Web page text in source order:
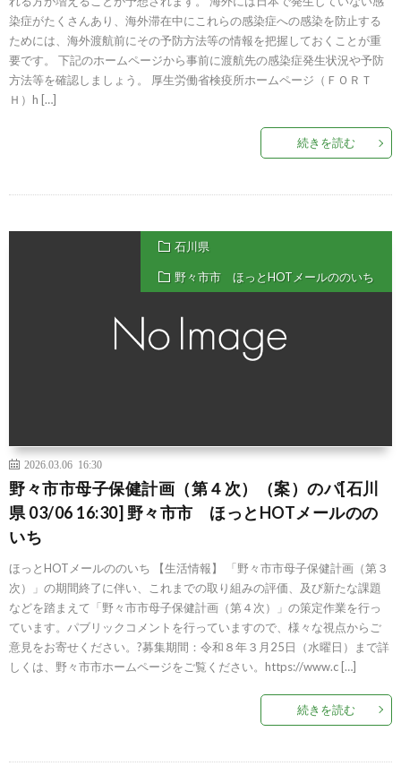
染症がたくさんあり、海外滞在中にこれらの感染症への感染を防止する
ためには、海外渡航前にその予防方法等の情報を把握しておくことが重
要です。 下記のホームページから事前に渡航先の感染症発生状況や予防
方法等を確認しましょう。 厚生労働省検疫所ホームページ（ＦＯＲＴ
Ｈ）h […]
続きを読む
石川県
野々市市 ほっとHOTメールののいち
2026.03.06 16:30
野々市市母子保健計画（第４次）（案）のパ[石川
県 03/06 16:30] 野々市市 ほっとHOTメールのの
いち
ほっとHOTメールののいち 【生活情報】 「野々市市母子保健計画（第３
次）」の期間終了に伴い、これまでの取り組みの評価、及び新たな課題
などを踏まえて「野々市市母子保健計画（第４次）」の策定作業を行っ
ています。パブリックコメントを行っていますので、様々な視点からご
意見をお寄せください。?募集期間：令和８年３月25日（水曜日）まで詳
しくは、野々市市ホームページをご覧ください。https://www.c […]
続きを読む